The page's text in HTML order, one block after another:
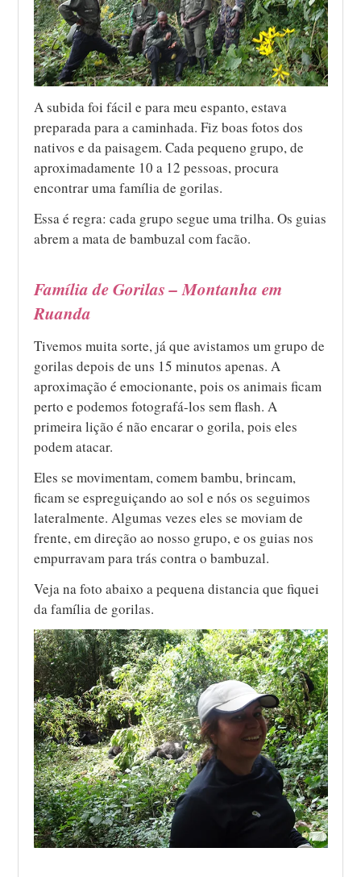
A subida foi fácil e para meu espanto, estava
preparada para a caminhada. Fiz boas fotos dos
nativos e da paisagem. Cada pequeno grupo, de
aproximadamente 10 a 12 pessoas, procura
encontrar uma família de gorilas.
Essa é regra: cada grupo segue uma trilha. Os guias
abrem a mata de bambuzal com facão.
Família de Gorilas – Montanha em
Ruanda
Tivemos muita sorte, já que avistamos um grupo de
gorilas depois de uns 15 minutos apenas. A
aproximação é emocionante, pois os animais ficam
perto e podemos fotografá-los sem flash. A
primeira lição é não encarar o gorila, pois eles
podem atacar.
Eles se movimentam, comem bambu, brincam,
ficam se espreguiçando ao sol e nós os seguimos
lateralmente. Algumas vezes eles se moviam de
frente, em direção ao nosso grupo, e os guias nos
empurravam para trás contra o bambuzal.
Veja na foto abaixo a pequena distancia que fiquei
da família de gorilas.